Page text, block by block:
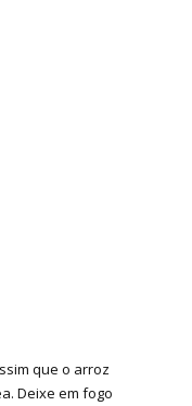
que o arroz
Deixe em fogo